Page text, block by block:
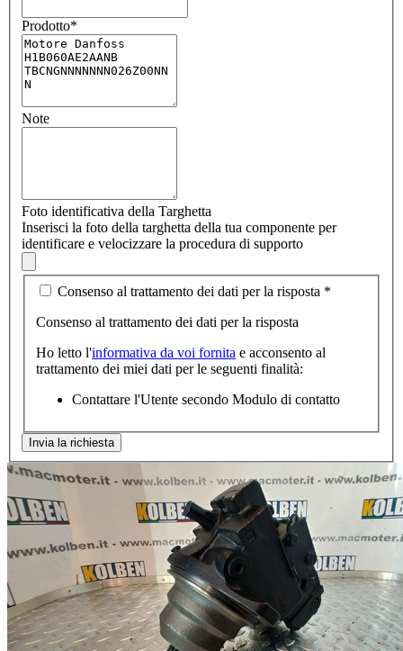
Prodotto*
Note
Foto identificativa della Targhetta
Inserisci la foto della targhetta della tua componente per
identificare e velocizzare la procedura di supporto
Consenso al trattamento dei dati per la risposta *
Consenso al trattamento dei dati per la risposta
Ho letto l'informativa da voi fornita e acconsento al
trattamento dei miei dati per le seguenti finalità:
Contattare l'Utente secondo Modulo di contatto